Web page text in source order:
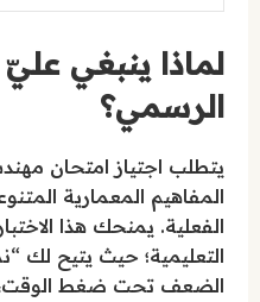
الرسمي؟
المفاهيم المعمارية
الفعلية. يمنحك هذا
التعليمية؛ حيث يتيح لك
الضعف تحت ضغط الوقت،